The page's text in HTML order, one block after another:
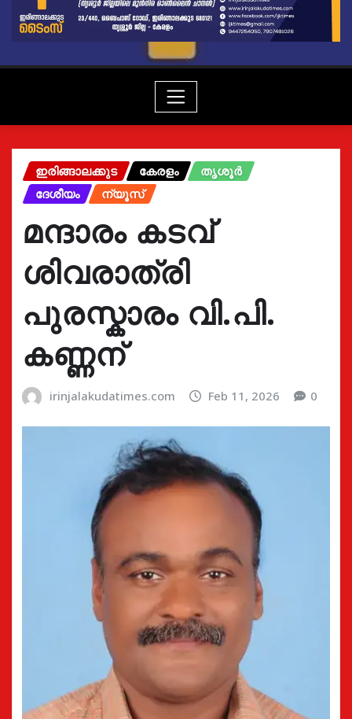
ഇരിങ്ങാലക്കുട കേരളം
തൃശൂർ
ദേശീയം
ന്യൂസ്
മന്ദാരം കടവ്
ശിവരാത്രി
പുരസ്കാരം വി.പി.
കണ്ണന്
irinjalakudatimes.com Feb 11, 2026 0